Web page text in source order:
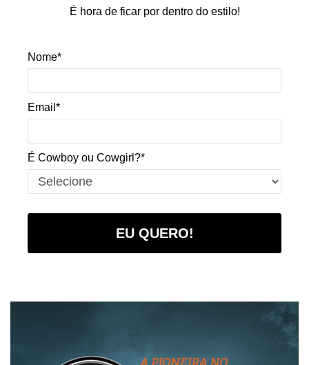
É hora de ficar por dentro do estilo!
Nome*
Email*
É Cowboy ou Cowgirl?*
EU QUERO!